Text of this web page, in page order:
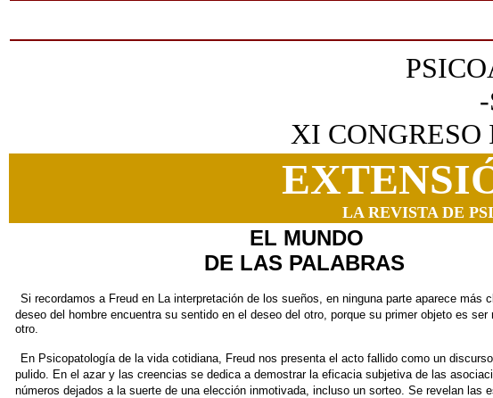
XI
LA REVISTA DE
EL MUNDO
DE LAS PALABRAS
Si recordamos a Freud en La interpretación de los sueños, en ninguna parte aparece más
deseo del hombre encuentra su sentido en el deseo del otro, porque su primer objeto es ser
otro.
En Psicopatología de la vida cotidiana, Freud nos presenta el acto fallido como un
pulido. En el azar y las creencias se dedica a demostrar la eficacia subjetiva de las
números dejados a la suerte de una elección inmotivada, incluso un sorteo. Se revelan las